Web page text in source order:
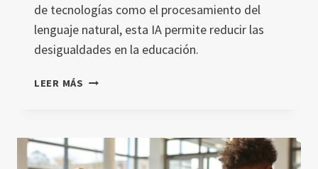
de tecnologías como el procesamiento del
lenguaje natural, esta IA permite reducir las
desigualdades en la educación.
LEER MÁS IA
BAJO
DEMANDA